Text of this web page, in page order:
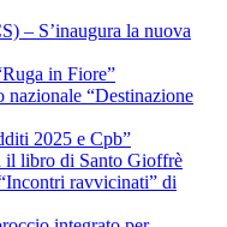
– S’inaugura la nuova
in Fiore”
“Destinazione
2025 e Cpb”
il libro di Santo Gioffrè
ravvicinati” di